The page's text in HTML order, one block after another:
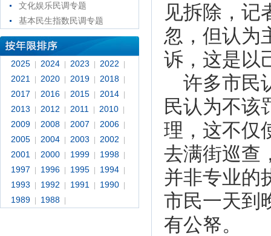
文化娱乐民调专题
基本民生指数民调专题
2025 2024 2023 2022
2021 2020 2019 2018
2017 2016 2015 2014
2013 2012 2011 2010
2009 2008 2007 2006
2005 2004 2003 2002
2001 2000 1999 1998
1997 1996 1995 1994
1993 1992 1991 1990
1989 1988
见拆除，记
忽，但认为
诉，这是以
许多市民
民认为不该
理，这不仅
去满街巡查
并非专业的
市民一天到
有公帑。